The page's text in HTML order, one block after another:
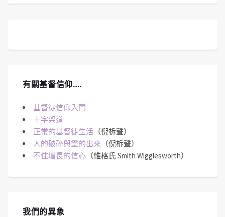
有關基督信仰….
基督徒信仰入門
十字架道
正常的基督徒生活 （倪柝聲）
人的破碎與靈的出來 （倪柝聲）
不住增長的信心 （維格氏 Smith Wigglesworth）
我們的異象